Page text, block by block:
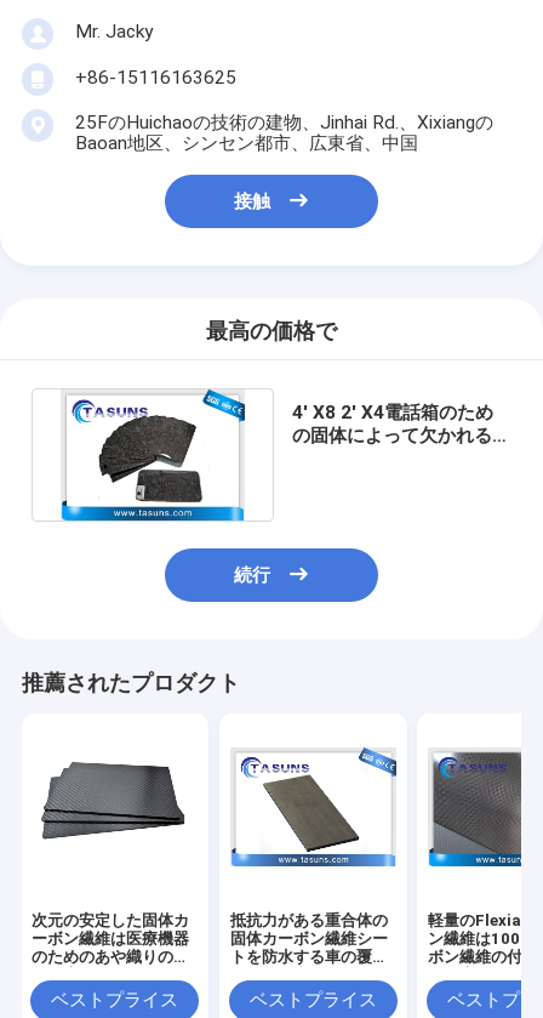
Mr. Jacky
+86-15116163625
25FのHuichaoの技術の建物、Jinhai Rd.、Xixiangの
Baoan地区、シンセン都市、広東省、中国
接触
最高の価格で
4' X8 2' X4電話箱のため
の固体によって欠かれるカ
続行
推薦されたプロダクト
次元の安定した固体カ
ーボン繊維は医療機器
のためのあや織りの光
ベストプライス
抵抗力がある重合体の
固体カーボン繊維シー
トを防水する車の覆い
い
ベストプライス
軽量の
ン繊維は
ボン繊維の付着
ベストプラ